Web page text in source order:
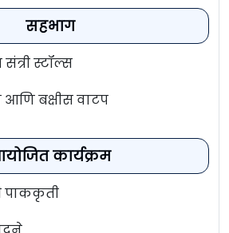
सहभाग
संत्री स्टॉल्स
बक्षीस वाटप
कार्यक्रम
पाककृती